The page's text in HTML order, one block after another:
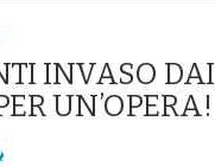
INVASO DAI
UN’OPERA!